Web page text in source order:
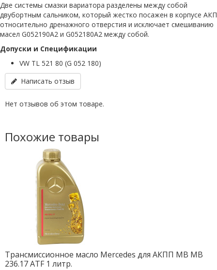
Две системы смазки вариатора разделены между собой
двубортным сальником, который жестко посажен в корпусе АКП
относительно дренажного отверстия и исключает смешиванию
масел G052190A2 и G052180A2 между собой.
Допуски и Cпецификации
VW TL 521 80 (G 052 180)
Написать отзыв
Нет отзывов об этом товаре.
Похожие товары
Трансмиссионное масло Mercedes для АКПП MB MB
236.17 ATF 1 литр.